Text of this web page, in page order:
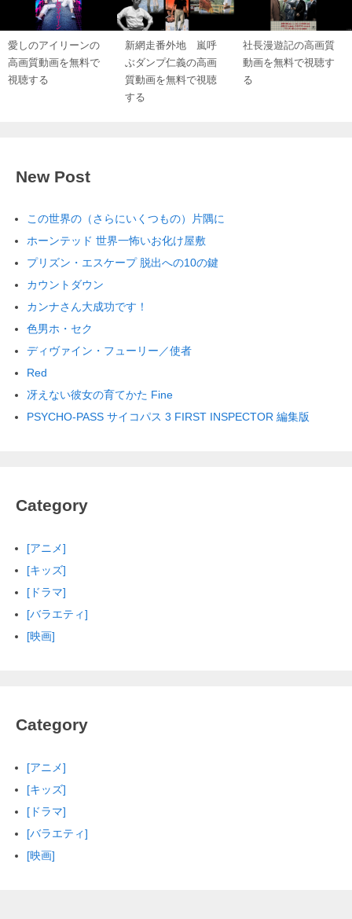
愛しのアイリーンの
高画質動画を無料で
視聴する
新網走番外地 嵐呼
ぶダンプ仁義の高画
質動画を無料で視聴
する
社長漫遊記の高画質
動画を無料で視聴す
る
New Post
この世界の（さらにいくつもの）片隅に
ホーンテッド 世界一怖いお化け屋敷
プリズン・エスケープ 脱出への10の鍵
カウントダウン
カンナさん大成功です！
色男ホ・セク
ディヴァイン・フューリー／使者
Red
冴えない彼女の育てかた Fine
PSYCHO-PASS サイコパス 3 FIRST INSPECTOR 編集版
Category
[アニメ]
[キッズ]
[ドラマ]
[バラエティ]
[映画]
Category
[アニメ]
[キッズ]
[ドラマ]
[バラエティ]
[映画]